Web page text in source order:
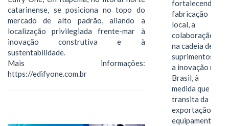
catarinense, se posiciona no topo do
mercado de alto padrão, aliando a
localização privilegiada frente-mar à
inovação construtiva e à
sustentabilidade.
Mais informações:
https://edifyone.com.br
fortalecendo a
fabricação
local, a
colaboração
na cadeia de
suprimentos e
a inovação no
Brasil, à
medida que
transita da
exportação de
equipamentos